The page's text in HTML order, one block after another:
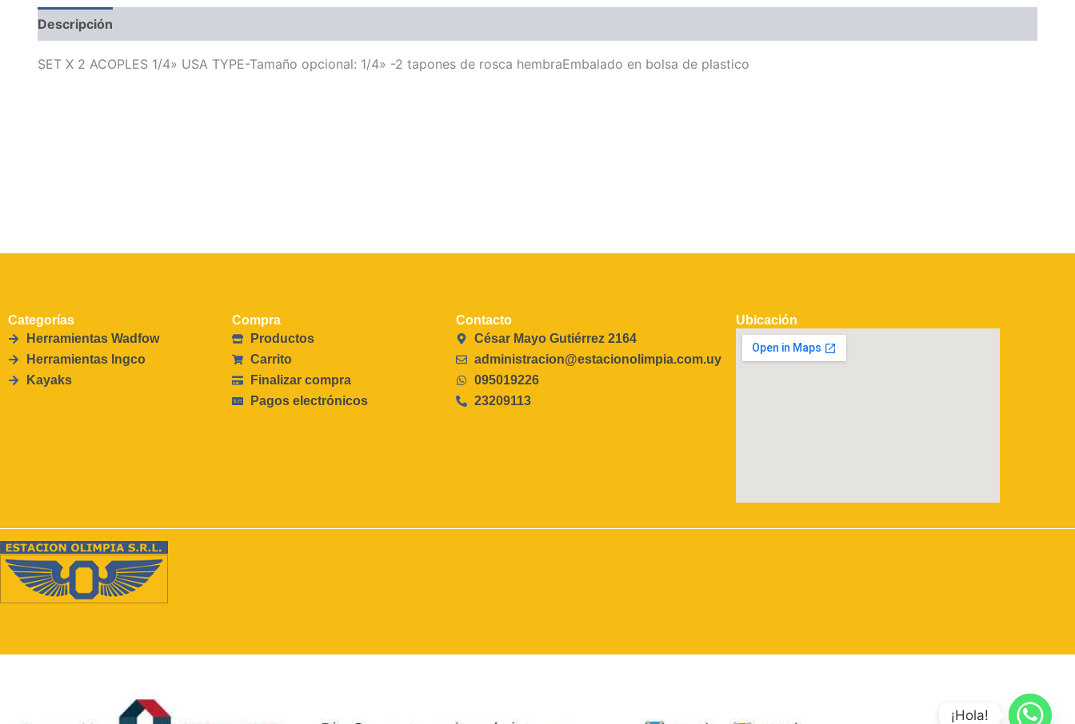
Descripción
SET X 2 ACOPLES 1/4» USA TYPE-Tamaño opcional: 1/4» -2 tapones de rosca hembraEmbalado en bolsa de plastico
Categorías
Herramientas Wadfow
Herramientas Ingco
Kayaks
Compra
Productos
Carrito
Finalizar compra
Pagos electrónicos
Contacto
César Mayo Gutiérrez 2164
administracion@estacionolimpia.com.uy
095019226
23209113
Ubicación
¡Hola!